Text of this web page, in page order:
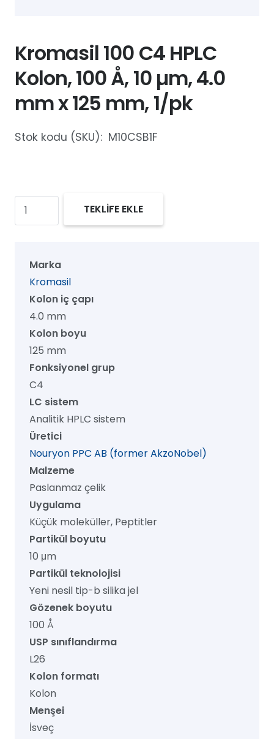
Kromasil 100 C4 HPLC
Kolon, 100 Å, 10 µm, 4.0
mm x 125 mm, 1/pk
Stok kodu (SKU): M10CSB1F
Kromasil
100
Kolon,
µm,
mm
mm,
1/pk
adet
TEKLİFE EKLE
Marka
Kromasil
Kolon iç çapı
4.0 mm
Kolon boyu
125 mm
Fonksiyonel grup
C4
LC sistem
Analitik HPLC sistem
Üretici
Nouryon PPC AB (former AkzoNobel)
Malzeme
Paslanmaz çelik
Uygulama
Küçük moleküller, Peptitler
Partikül boyutu
10 μm
Partikül teknolojisi
Yeni nesil tip-b silika jel
Gözenek boyutu
100 Å
USP sınıflandırma
L26
Kolon formatı
Kolon
Menşei
İsveç